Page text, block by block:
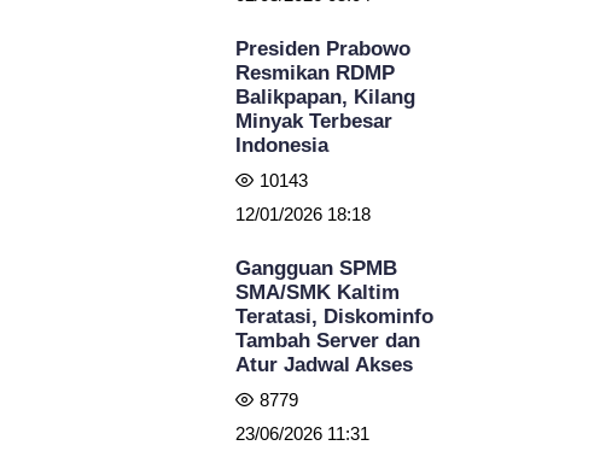
Presiden Prabowo
Resmikan RDMP
Balikpapan, Kilang
Minyak Terbesar
Indonesia
10143
12/01/2026 18:18
Gangguan SPMB
SMA/SMK Kaltim
Teratasi, Diskominfo
Tambah Server dan
Atur Jadwal Akses
8779
23/06/2026 11:31